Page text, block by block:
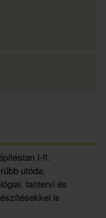
I-II.
utóda,
tantervi és
is